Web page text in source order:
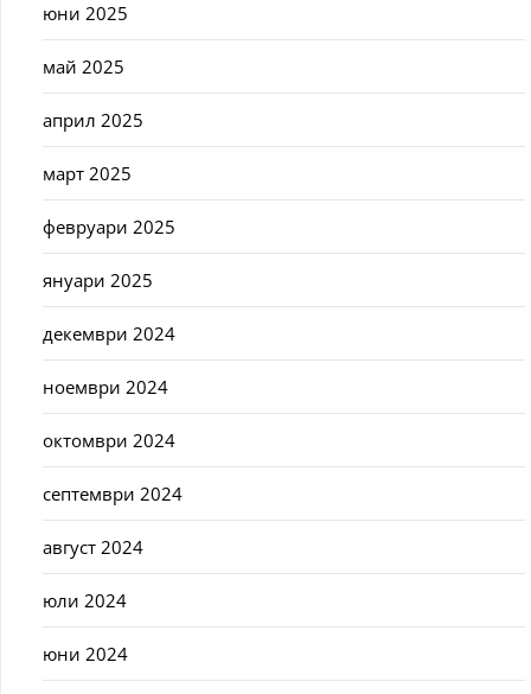
юни 2025
май 2025
април 2025
март 2025
февруари 2025
януари 2025
декември 2024
ноември 2024
октомври 2024
септември 2024
август 2024
юли 2024
юни 2024